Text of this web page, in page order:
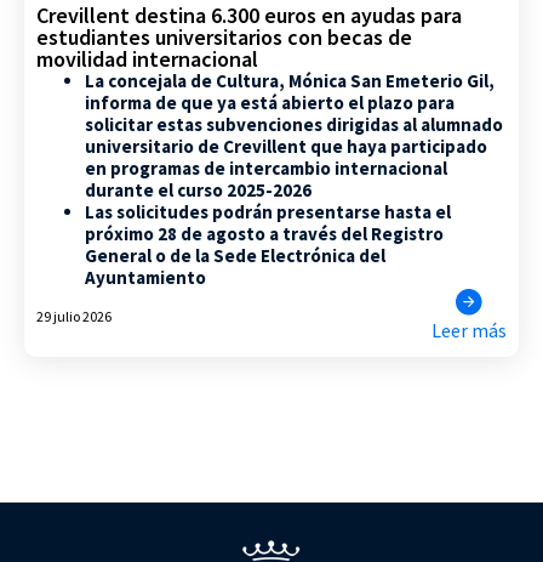
Crevillent destina 6.300 euros en ayudas para
estudiantes universitarios con becas de
movilidad internacional
La concejala de Cultura, Mónica San Emeterio Gil,
informa de que ya está abierto el plazo para
solicitar estas subvenciones dirigidas al alumnado
universitario de Crevillent que haya participado
en programas de intercambio internacional
durante el curso 2025-2026
Las solicitudes podrán presentarse hasta el
próximo 28 de agosto a través del Registro
General o de la Sede Electrónica del
Ayuntamiento
29 julio 2026
Leer más